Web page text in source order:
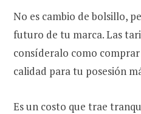
No es cambio de bolsillo,
futuro de tu marca. Las
consíderalo como
calidad para tu posesión
Es un costo que trae